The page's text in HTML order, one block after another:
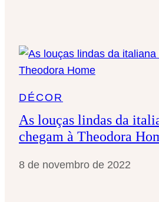
DÉCOR
As louças lindas da
chegam à Theodora
8 de novembro de 2022